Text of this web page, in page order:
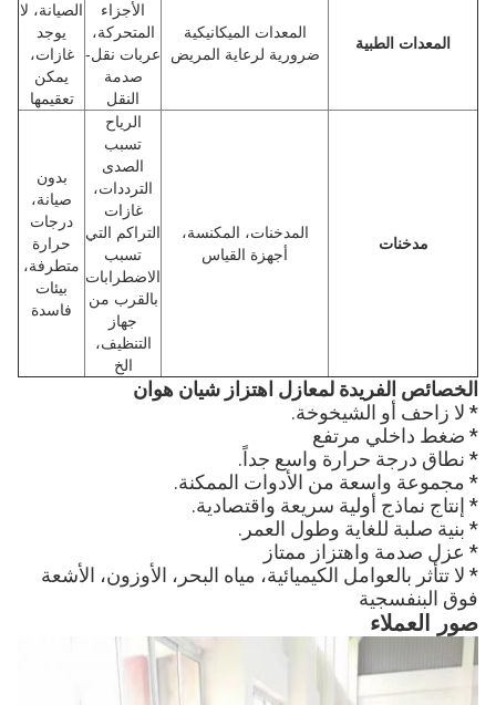
المعدات الطبية
المعدات الميكانيكية
ضرورية لرعاية المريض
الأجزاء
المتحركة،
عربات نقل-
صدمة
النقل
الصيانة، لا
يوجد
غازات،
يمكن
تعقيمها
مدخنات
المدخنات، المكنسة،
أجهزة القياس
الرياح
تسبب
الصدى
الترددات،
غازات
التراكم التي
تسبب
الاضطرابات
بالقرب من
جهاز
التنظيف،
الخ
بدون
صيانة،
درجات
حرارة
متطرفة،
بيئات
فاسدة
الخصائص الفريدة لمعازل اهتزاز شيان هوان
* لا زاحف أو الشيخوخة.
* ضغط داخلي مرتفع
* نطاق درجة حرارة واسع جداً.
* مجموعة واسعة من الأدوات الممكنة.
* إنتاج نماذج أولية سريعة واقتصادية.
* بنية صلبة للغاية وطول العمر.
* عزل صدمة واهتزاز ممتاز
* لا تتأثر بالعوامل الكيميائية، مياه البحر، الأوزون، الأشعة
فوق البنفسجية
صور العملاء